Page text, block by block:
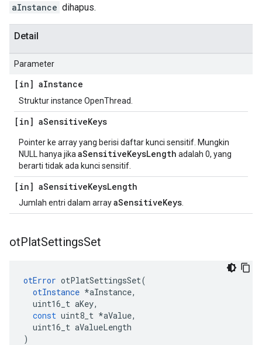
aInstance dihapus.
Detail
Parameter
[in] aInstance
Struktur instance OpenThread.
[in] aSensitiveKeys
Pointer ke array yang berisi daftar kunci sensitif. Mungkin
NULL hanya jika aSensitiveKeysLength adalah 0, yang
berarti tidak ada kunci sensitif.
[in] aSensitiveKeysLength
Jumlah entri dalam arrayaSensitiveKeys
otPlatSettingsSet
otError otPlatSettingsSet(
otInstance *aInstance,
uint16_t aKey,
const uint8_t *aValue,
uint16_t aValueLength
)